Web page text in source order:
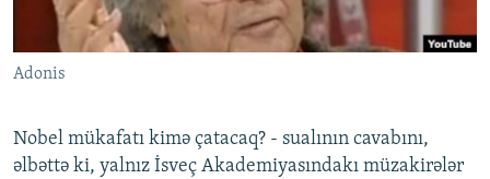
İZ - MƏDƏNIYYƏT PROQRAMI
MATERIALLARIMIZDAN ISTIFADƏ
AZADLIQRADIOSU MOBIL TELEFONUNUZDA
XƏBƏR BÜLLETENLƏRIMIZ
RFE/RL-in bütün saytları
Adonis
Nobel mükafatı kimə çatacaq? - sualının cavabını,
əlbəttə ki, yalnız İsveç Akademiyasındakı müzakirələr